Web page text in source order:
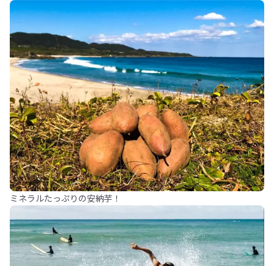
ミネラルたっぷりの安納芋！